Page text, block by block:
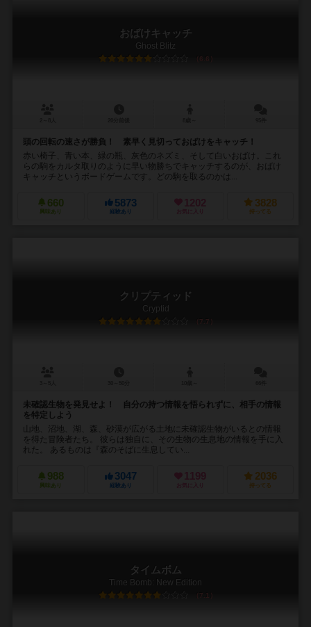
おばけキャッチ
Ghost Blitz
6.6
頭の回転の速さが勝負！ 素早く見切っておばけをキャッチ！
赤い椅子、青い本、緑の瓶、灰色のネズミ、そして白いおばけ。これ
らの駒をカルタ取りのように早い物勝ちでキャッチするのが、おばけ
キャッチというボードゲームです。どの駒を取るのかは...
660
興味あり
5873
経験あり
1202
お気に入り
3828
持ってる
クリプティッド
Cryptid
7.7
未確認生物を発見せよ！ 自分の持つ情報を悟られずに、相手の情報
を特定しよう
山地、沼地、湖、森、砂漠が広がる土地に未確認生物がいるとの情報
を得た冒険者たち。 彼らは独自に、その生物の生息地の情報を手に入
れた。 あるものは『森のそばに生息してい...
988
興味あり
3047
経験あり
1199
お気に入り
2036
持ってる
タイムボム
Time Bomb: New Edition
7.1